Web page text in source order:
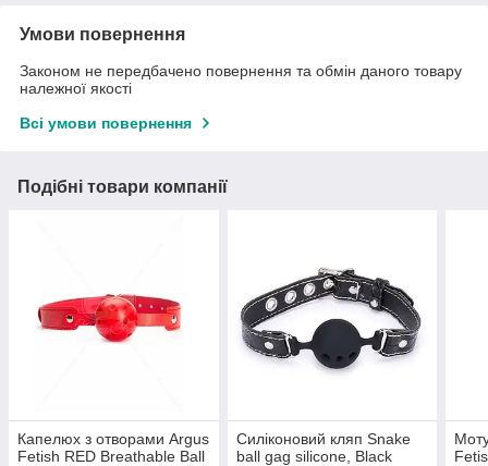
Умови повернення
Законом не передбачено повернення та обмін даного товару
належної якості
Всі умови повернення
Подібні товари компанії
Капелюх з отворами Argus
Fetish RED Breathable Ball
Силіконовий кляп Snake
ball gag silicone, Black